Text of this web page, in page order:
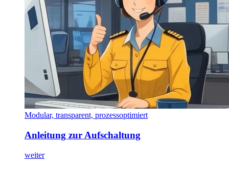
Modular, transparent, prozessoptimiert
Anleitung zur Aufschaltung
weiter